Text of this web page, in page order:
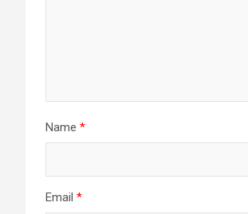
Name *
Email *